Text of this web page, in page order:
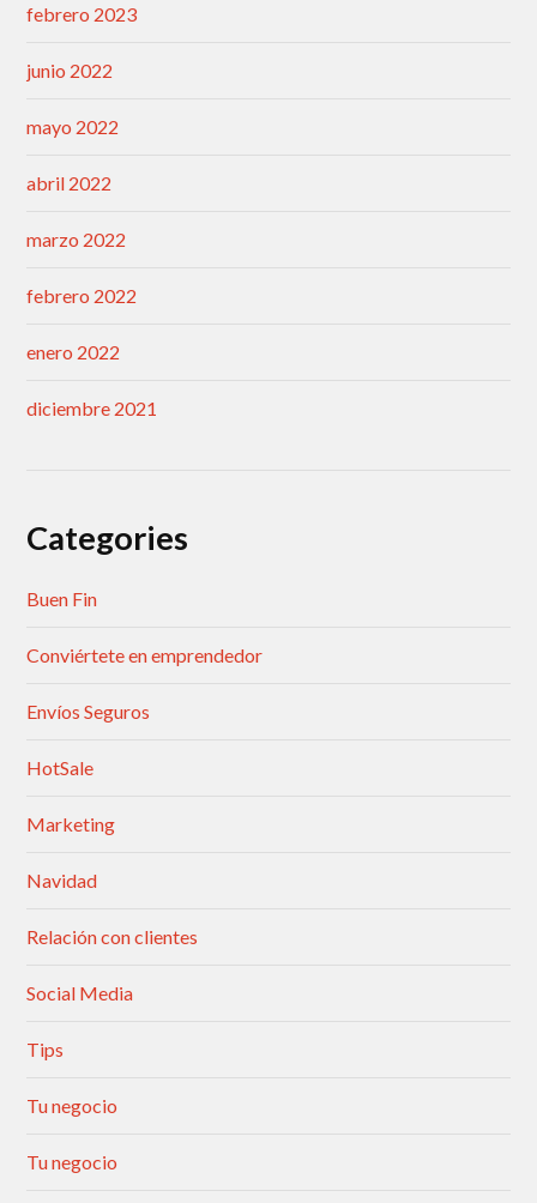
febrero 2023
junio 2022
mayo 2022
abril 2022
marzo 2022
febrero 2022
enero 2022
diciembre 2021
Categories
Buen Fin
Conviértete en emprendedor
Envíos Seguros
HotSale
Marketing
Navidad
Relación con clientes
Social Media
Tips
Tu negocio
Tu negocio